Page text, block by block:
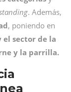
. Además,
, poniendo en
el sector de la
y la parrilla.